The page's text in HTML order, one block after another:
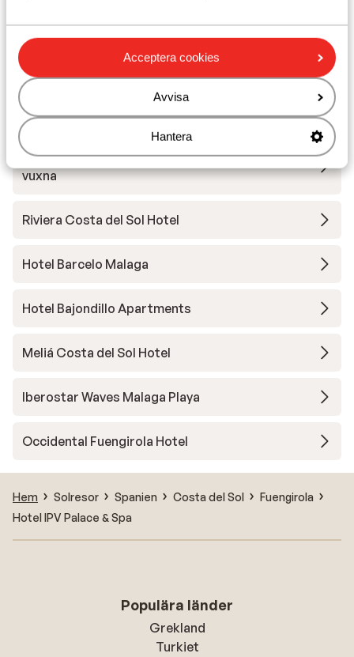
Acceptera cookies
Avvisa
Hantera
Hotel Helios Costa Tropical
Fuerte Marbella Hotel
Las Arenas affiliated by Melia Hotel
Meliá Costa del Sol Hotel - THE LEVEL - endast
vuxna
Riviera Costa del Sol Hotel
Hotel Barcelo Malaga
Hotel Bajondillo Apartments
Meliá Costa del Sol Hotel
Iberostar Waves Malaga Playa
Occidental Fuengirola Hotel
Hem Solresor Spanien Costa del Sol
Fuengirola
Hotel IPV Palace & Spa
Populära länder
Grekland
Turkiet